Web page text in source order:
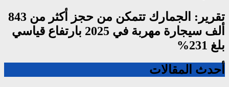
تقرير: الجمارك تتمكن من حجز أكثر من 843
ألف سيجارة مهربة في 2025 بارتفاع قياسي
بلغ 231%
أحدث المقالات